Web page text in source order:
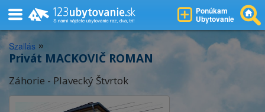
Ponúkam
Ubytovanie
Szallás »
Privát MACKOVIČ ROMAN
Záhorie - Plavecký Štvrtok